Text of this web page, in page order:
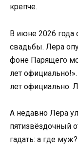
крепче.
В июне 2026 года
свадьбы. Лера
фоне Парящего
лет
лет официально.
А недавно Лера
пятизвёздочный
гадать: а где